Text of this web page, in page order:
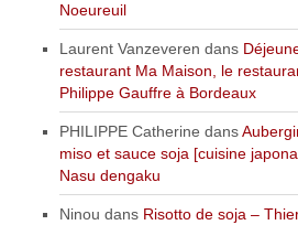
Noeureuil
Laurent Vanzeveren dans
restaurant Ma Maison, le
Philippe Gauffre à Bordeaux
PHILIPPE Catherine dans
miso et sauce soja [cuisine
Nasu dengaku
Ninou dans Risotto de soja –